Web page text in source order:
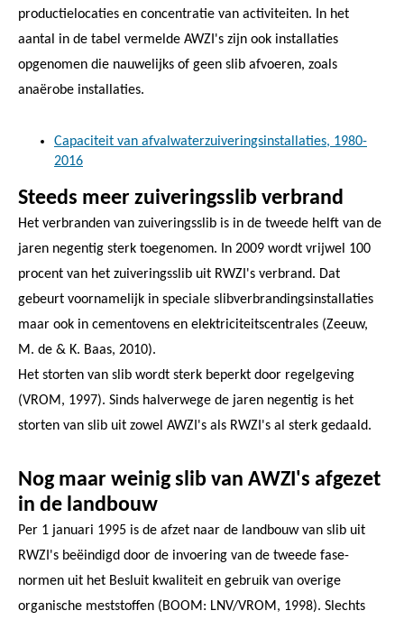
productielocaties en concentratie van activiteiten. In het
aantal in de tabel vermelde AWZI's zijn ook installaties
opgenomen die nauwelijks of geen slib afvoeren, zoals
anaërobe installaties.
Capaciteit van afvalwaterzuiveringsinstallaties, 1980-
2016
Steeds meer zuiveringsslib verbrand
Het verbranden van zuiveringsslib is in de tweede helft van de
jaren negentig sterk toegenomen. In 2009 wordt vrijwel 100
procent van het zuiveringsslib uit RWZI's verbrand. Dat
gebeurt voornamelijk in speciale slibverbrandingsinstallaties
maar ook in cementovens en elektriciteitscentrales (Zeeuw,
M. de & K. Baas, 2010).
Het storten van slib wordt sterk beperkt door regelgeving
(VROM, 1997). Sinds halverwege de jaren negentig is het
storten van slib uit zowel AWZI's als RWZI's al sterk gedaald.
Nog maar weinig slib van AWZI's afgezet
in de landbouw
Per 1 januari 1995 is de afzet naar de landbouw van slib uit
RWZI's beëindigd door de invoering van de tweede fase-
normen uit het Besluit kwaliteit en gebruik van overige
organische meststoffen (BOOM: LNV/VROM, 1998). Slechts